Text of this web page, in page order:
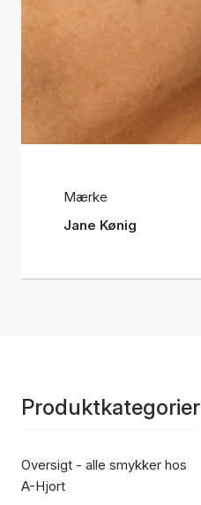
Mærke
Jane Kønig
Produktkategorier
Oversigt - alle smykker hos
A-Hjort